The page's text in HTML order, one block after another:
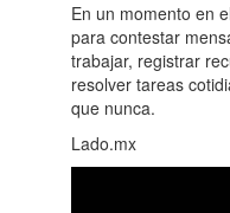
En un momento en
para contestar
trabajar, registrar
resolver tareas
que nunca.
Lado.mx